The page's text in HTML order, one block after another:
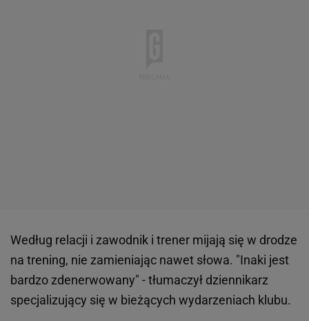
Według relacji i zawodnik i trener mijają się w drodze
na trening, nie zamieniając nawet słowa. "Inaki jest
bardzo zdenerwowany" - tłumaczył dziennikarz
specjalizujący się w bieżących wydarzeniach klubu.